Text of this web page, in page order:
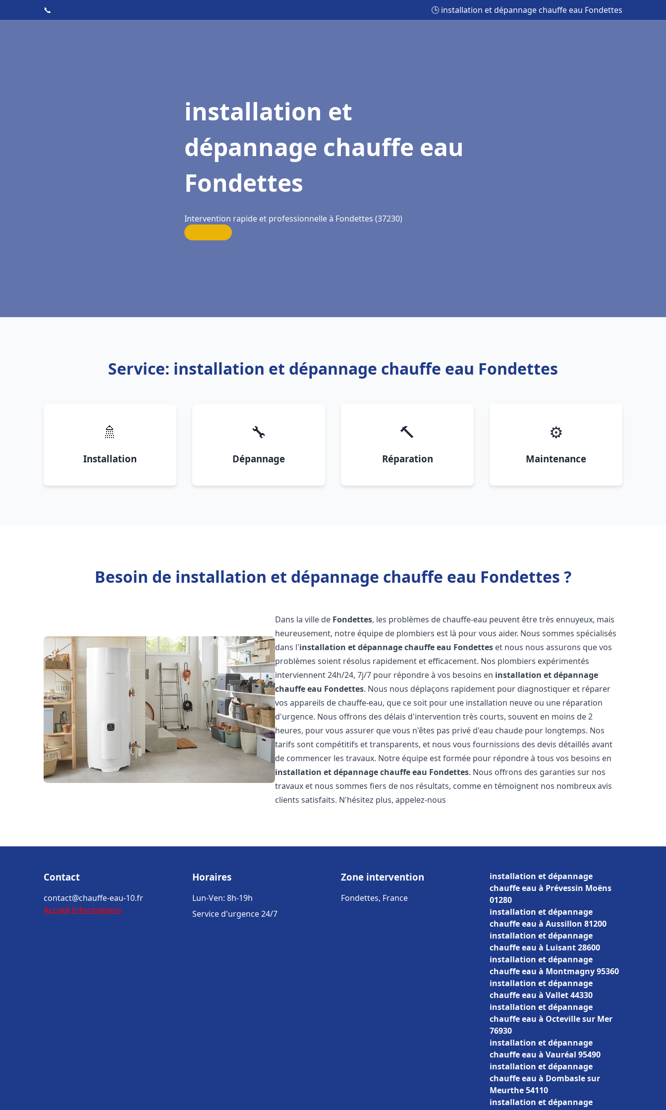
📞 🕒 installation et dépannage chauffe eau Fondettes
installation et
dépannage chauffe eau
Fondettes
Intervention rapide et professionnelle à Fondettes (37230)
Service: installation et dépannage chauffe eau Fondettes
🚿
Installation
🔧
Dépannage
🔨
Réparation
⚙️
Maintenance
Besoin de installation et dépannage chauffe eau Fondettes ?
Dans la ville de Fondettes, les problèmes de chauffe-eau peuvent être très ennuyeux, mais
heureusement, notre équipe de plombiers est là pour vous aider. Nous sommes spécialisés
dans l'installation et dépannage chauffe eau Fondettes et nous nous assurons que vos
problèmes soient résolus rapidement et efficacement. Nos plombiers expérimentés
interviennent 24h/24, 7j/7 pour répondre à vos besoins en installation et dépannage
chauffe eau Fondettes. Nous nous déplaçons rapidement pour diagnostiquer et réparer
vos appareils de chauffe-eau, que ce soit pour une installation neuve ou une réparation
d'urgence. Nous offrons des délais d'intervention très courts, souvent en moins de 2
heures, pour vous assurer que vous n'êtes pas privé d'eau chaude pour longtemps. Nos
tarifs sont compétitifs et transparents, et nous vous fournissions des devis détaillés avant
de commencer les travaux. Notre équipe est formée pour répondre à tous vos besoins en
installation et dépannage chauffe eau Fondettes. Nous offrons des garanties sur nos
travaux et nous sommes fiers de nos résultats, comme en témoignent nos nombreux avis
clients satisfaits. N'hésitez plus, appelez-nous
Contact
contact@chauffe-eau-10.fr
Accueil Informations
Horaires
Lun-Ven: 8h-19h
Service d'urgence 24/7
Zone intervention
Fondettes, France
installation et dépannage
chauffe eau à Prévessin Moëns
01280
installation et dépannage
chauffe eau à Aussillon 81200
installation et dépannage
chauffe eau à Luisant 28600
installation et dépannage
chauffe eau à Montmagny 95360
installation et dépannage
chauffe eau à Vallet 44330
installation et dépannage
chauffe eau à Octeville sur Mer
76930
installation et dépannage
chauffe eau à Vauréal 95490
installation et dépannage
chauffe eau à Dombasle sur
Meurthe 54110
installation et dépannage